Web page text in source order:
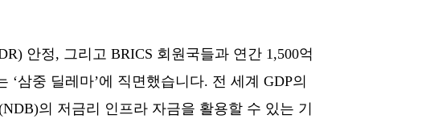
안정, 그리고 BRICS 회원국들과 연간 1,500억
삼중 딜레마’에 직면했습니다. 전 세계 GDP의
의 저금리 인프라 자금을 활용할 수 있는 기